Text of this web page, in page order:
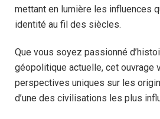
mettant en lumière les influences
identité au fil des siècles.
Que vous soyez passionné
géopolitique actuelle, cet ouvrage
perspectives uniques sur les
d’une des civilisations les plus